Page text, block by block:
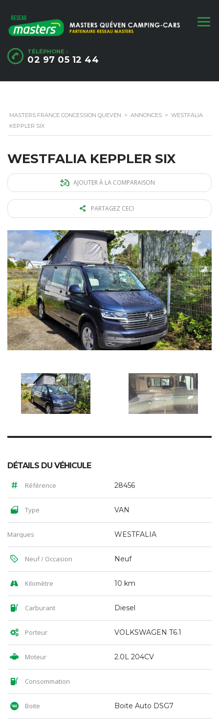
TÉLÉPHONE :
02 97 05 12 44
MASTERS FRANCE CONCESSION QUEVEN > ANNONCES > WESTFALIA
KEPPLER SIX
WESTFALIA KEPPLER SIX
AJOUTER À LA COMPARAISON
PARTAGEZ CECI
DÉTAILS DU VÉHICULE
Référence 28456
Type VAN
Marques WESTFALIA
Neuf / Occasion Neuf
Kilomètre 10 km
Carburant Diesel
Porteur VOLKSWAGEN T6.1
Moteur 2.0L 204CV
Consommation
Boite Boite Auto DSG7